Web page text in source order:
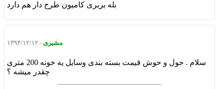
بله بربری کامیون طرح دار هم دارد
مشیری - ۱۳۹۴/۱۲/۱۲
سلام . حول و حوش قیمت بسته بندی وسایل یه خونه 200 متری
چقدر میشه ؟